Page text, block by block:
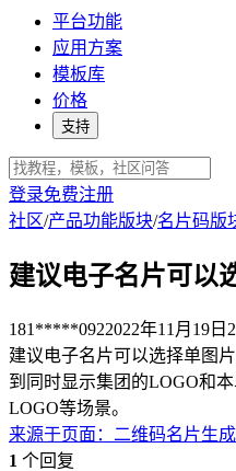
平台功能
应用方案
模板库
价格
支持
登录免费注册
社区/产品功能版块/名片码版
建议电子名片可以
181*****0922022年11月19日
建议电子名片可以选择单图
到同时显示集团的LOGO和
LOGO等场景。
来源于页面 ： 二维码名片生
1 个回复